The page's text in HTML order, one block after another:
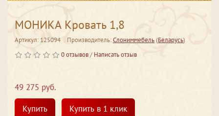
МОНИКА Кровать 1,8
Артикул: 125094 Производитель:Слониммебель(Беларусь)
0 отзывов/ Написать отзыв
49 275 руб.
Купить
Купить в 1 клик